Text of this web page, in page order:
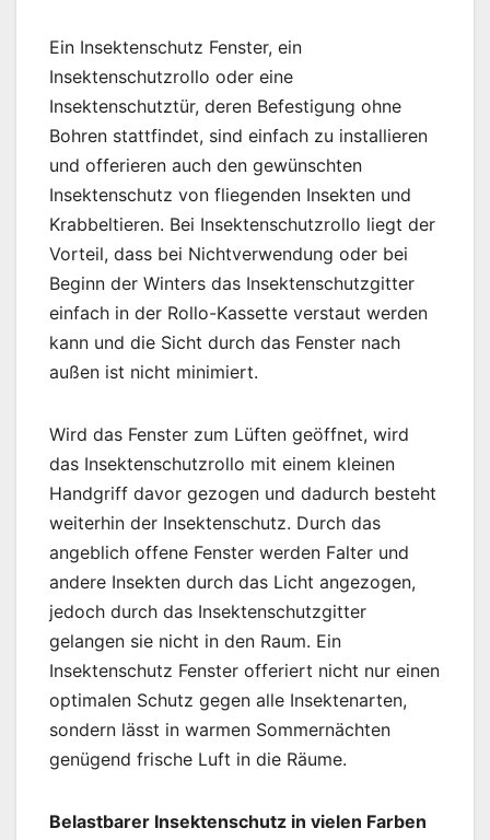
Ein Insektenschutz Fenster, ein
Insektenschutzrollo oder eine
Insektenschutztür, deren Befestigung ohne
Bohren stattfindet, sind einfach zu installieren
und offerieren auch den gewünschten
Insektenschutz von fliegenden Insekten und
Krabbeltieren. Bei Insektenschutzrollo liegt der
Vorteil, dass bei Nichtverwendung oder bei
Beginn der Winters das Insektenschutzgitter
einfach in der Rollo-Kassette verstaut werden
kann und die Sicht durch das Fenster nach
außen ist nicht minimiert.
Wird das Fenster zum Lüften geöffnet, wird
das Insektenschutzrollo mit einem kleinen
Handgriff davor gezogen und dadurch besteht
weiterhin der Insektenschutz. Durch das
angeblich offene Fenster werden Falter und
andere Insekten durch das Licht angezogen,
jedoch durch das Insektenschutzgitter
gelangen sie nicht in den Raum. Ein
Insektenschutz Fenster offeriert nicht nur einen
optimalen Schutz gegen alle Insektenarten,
sondern lässt in warmen Sommernächten
genügend frische Luft in die Räume.
Belastbarer Insektenschutz in vielen Farben